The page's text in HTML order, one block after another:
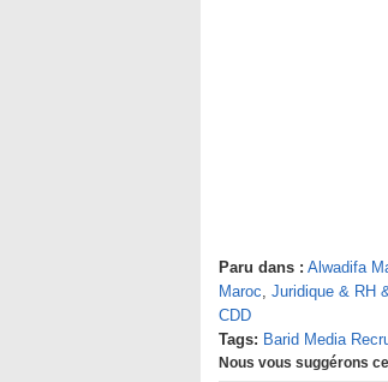
Paru dans :
Maroc, Juridique & RH
CDD
Tags: Barid Media
Nous vous suggérons